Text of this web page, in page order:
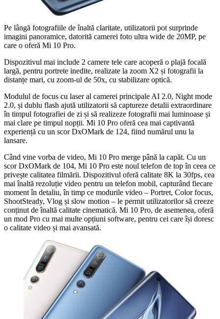
Pe lângă fotografiile de înaltă claritate, utilizatorii pot surprinde
imagini panoramice, datorită camerei foto ultra wide de 20MP, pe
care o oferă Mi 10 Pro.
Dispozitivul mai include 2 camere tele care acoperă o plajă focală
largă, pentru portrete inedite, realizate la zoom X2 și fotografii la
distanțe mari, cu zoom-ul de 50x, cu stabilizare optică.
Modulul de focus cu laser al camerei principale AI 2.0, Night mode
2.0, și dublu flash ajută utilizatorii să captureze detalii extraordinare
în timpul fotografiei de zi și să realizeze fotografii mai luminoase și
mai clare pe timpul nopții. Mi 10 Pro oferă cea mai captivantă
experiență cu un scor DxOMark de 124, fiind numărul unu la
lansare.
Când vine vorba de video, Mi 10 Pro merge până la capăt. Cu un
scor DxOMark de 104, Mi 10 Pro este noul telefon de top în ceea ce
privește calitatea filmării. Dispozitivul oferă calitate 8K la 30fps, cea
mai înaltă rezoluție video pentru un telefon mobil, capturând fiecare
moment în detaliu, în timp ce modurile video – Portret, Color focus,
ShootSteady, Vlog și slow motion – le permit utilizatorilor să creeze
conținut de înaltă calitate cinematică. Mi 10 Pro, de asemenea, oferă
un mod Pro cu mai multe opțiuni software, pentru cei care își doresc
o calitate video și mai avansată.